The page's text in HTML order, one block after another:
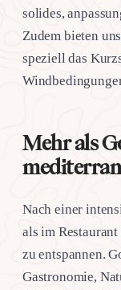
solides,
Zudem bieten
speziell das
Mehr als
Nach einer
als im
zu entspannen.
Gastronomie,